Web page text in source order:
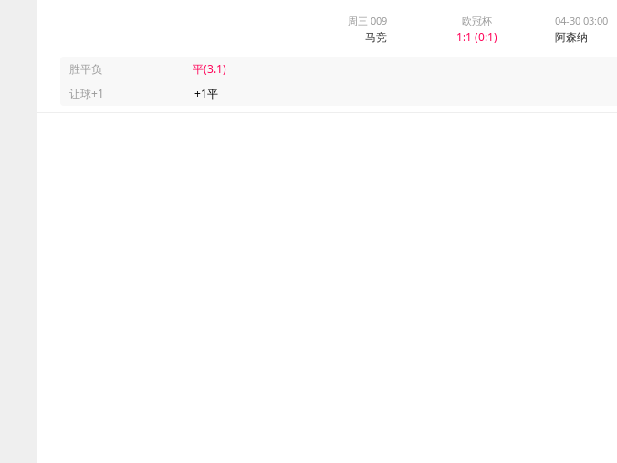
周三 009
马竞
欧冠杯
1:1 (0:1)
04-30 03:00
阿森纳
胜平负
平(3.1)
让球+1
+1平